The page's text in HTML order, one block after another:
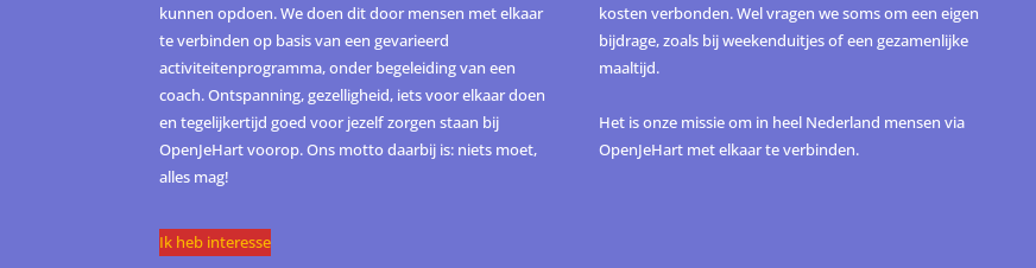
kunnen opdoen. We doen dit door mensen met elkaar
te verbinden op basis van een gevarieerd
activiteitenprogramma, onder begeleiding van een
coach. Ontspanning, gezelligheid, iets voor elkaar doen
en tegelijkertijd goed voor jezelf zorgen staan bij
OpenJeHart voorop. Ons motto daarbij is: niets moet,
alles mag!
Ik heb interesse
kosten verbonden. Wel vragen we soms om een eigen
bijdrage, zoals bij weekenduitjes of een gezamenlijke
maaltijd.
Het is onze missie om in heel Nederland mensen via
OpenJeHart met elkaar te verbinden.